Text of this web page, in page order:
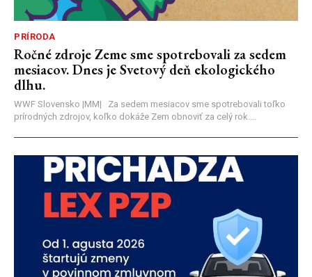
PRÍRODA
Ročné zdroje Zeme sme spotrebovali za sedem
mesiacov. Dnes je Svetový deň ekologického
dlhu.
WWF Slovensko |MM| Za sedem mesiacov sme spotrebovali toľko
prírodných zdrojov, koľko dokáže Zem obnoviť za celý rok....